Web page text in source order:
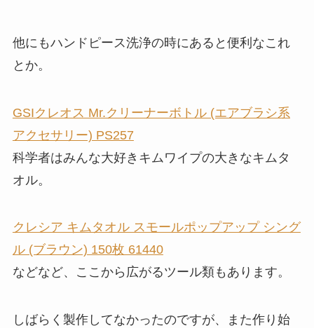
他にもハンドピース洗浄の時にあると便利なこれ
とか。
GSIクレオス Mr.クリーナーボトル (エアブラシ系
アクセサリー) PS257
科学者はみんな大好きキムワイプの大きなキムタ
オル。
クレシア キムタオル スモールポップアップ シング
ル (ブラウン) 150枚 61440
などなど、ここから広がるツール類もあります。
しばらく製作してなかったのですが、また作り始